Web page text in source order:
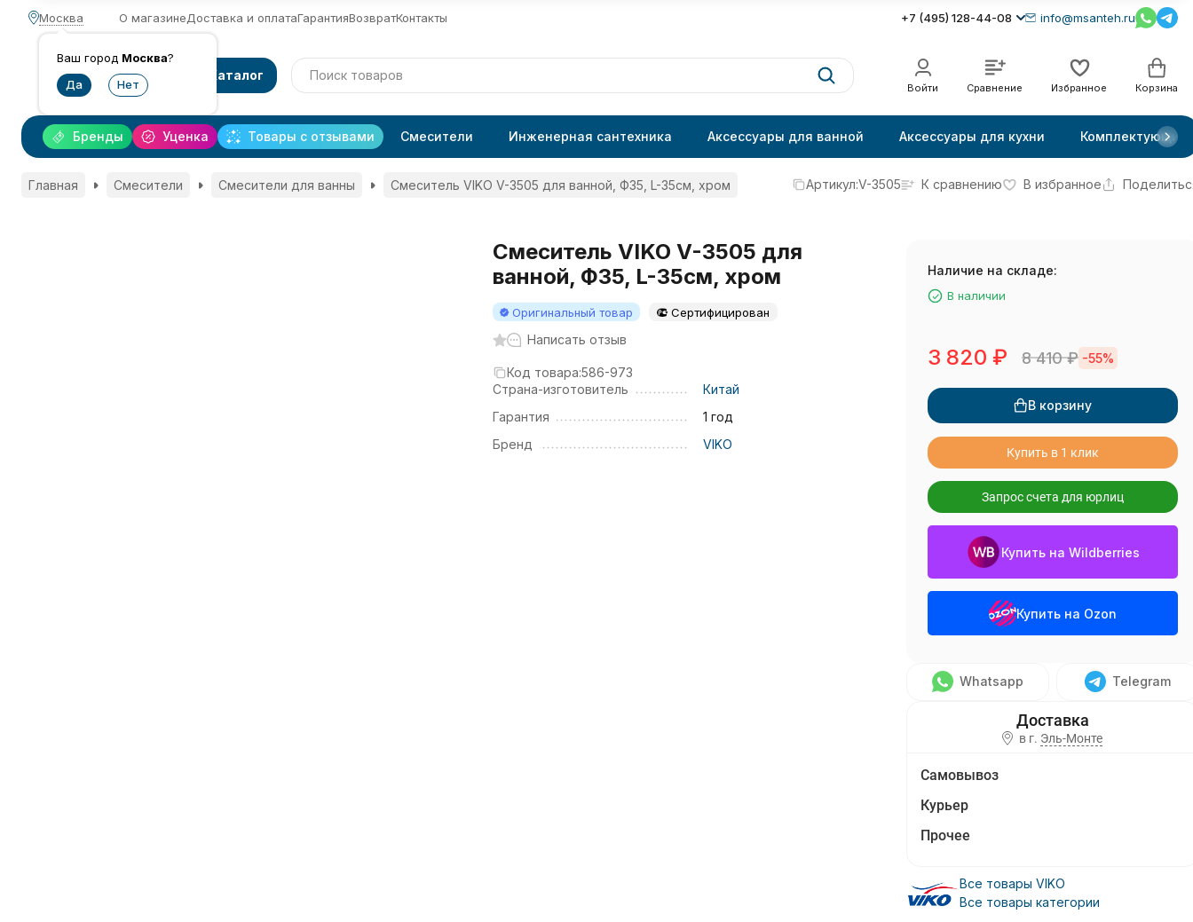
Москва
Ваш город Москва?
О магазинеДоставка и оплатаГарантияВозвратКонтакты +7 (495) 128-44-08 info@msanteh.ru
Каталог
Войти Сравнение Избранное Корзина
Уценка Товары с отзывами
Бренды Смесители Инженерная сантехника Аксессуары для ванной Аксессуары для кухни Комплектующие
Главная Смесители Смесители для ванны Смеситель VIKO V-3505 для ванной, Ф35, L-35см, хром Артикул:V-3505 К сравнению В избранное
Смеситель VIKO V-3505 для
ванной, Ф35, L-35см, хром
Оригинальный товар Сертифицирован
Написать отзыв
Код товара:586-973
Страна-изготовитель
Китай
Гарантия
1 год
Бренд
VIKO
Наличие на складе:
В наличии
3 820 ₽ 8 410₽ -55%
В корзину
Купить в 1 клик
Запрос счета для юрлиц
Купить на Wildberries
Купить на Ozon
Whatsapp Telegram
в г. Эль-Монте
Самовывоз
Курьер
Прочее
Все товары VIKO
Все товары категории